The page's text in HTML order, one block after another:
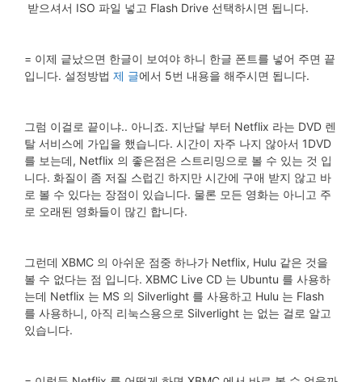
받으셔서 ISO 파일 넣고 Flash Drive 선택하시면 됩니다.
= 이제 긑났으면 한글이 보여야 하니 한글 폰트를 넣어 주면 끝
입니다. 설정방법 제 글에서 5번 내용을 해주시면 됩니다.
그럼 이걸로 끝이냐.. 아니죠. 지난달 부터 Netflix 라는 DVD 렌
탈 서비스에 가입을 했습니다. 시간이 자주 나지 않아서 1DVD
를 보는데, Netflix 의 좋은점은 스트리밍으로 볼 수 있는 것 입
니다. 화질이 좀 저질 스럽긴 하지만 시간에 구애 받지 않고 바
로 볼 수 있다는 장점이 있습니다. 물론 모든 영화는 아니고 주
로 오래된 영화들이 많긴 합니다.
그런데 XBMC 의 아쉬운 점중 하나가 Netflix, Hulu 같은 것을
볼 수 없다는 점 입니다. XBMC Live CD 는 Ubuntu 를 사용하
는데 Netflix 는 MS 의 Silverlight 를 사용하고 Hulu 는 Flash
를 사용하니, 아직 리눅스용으로 Silverlight 는 없는 걸로 알고
있습니다.